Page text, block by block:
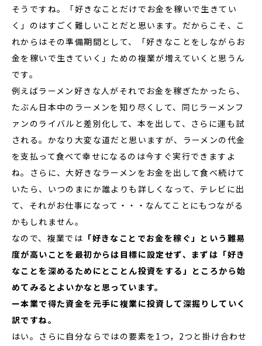
そうですね。「好きなことだけでお金を稼いで生きてい
く」のはすごく難しいことだと思います。だからこそ、こ
れからはその準備期間として、「好きなことをしながらお
金を稼いで生きていく」ための複業が増えていくと思うん
です。
例えばラーメン好きな人がそれでお金を稼ぎたかったら、
たぶん日本中のラーメンを知り尽くして、同じラーメンフ
ァンのライバルと差別化して、本を出して、さらに運も試
される。かなり大変な道だと思いますが、ラーメンの代金
を支払って食べて幸せになるのは今すぐ実行できますよ
ね。さらに、大好きなラーメンをお金を出して食べ続けて
いたら、いつのまにか誰よりも詳しくなって、テレビに出
て、それがお仕事になって・・・なんてことにもつながる
かもしれません。
なので、複業では 「好きなことでお金を稼ぐ」という難易
度が高いことを最初からは目標に設定せず、まずは「好き
なことを深めるためにとことん投資をする」ところから始
めてみるとよいかなと思っています。
ー本業で得た資金を元手に複業に投資して深掘りしていく
訳ですね。
はい。さらに自分ならではの要素を1つ，2つと掛け合わせ